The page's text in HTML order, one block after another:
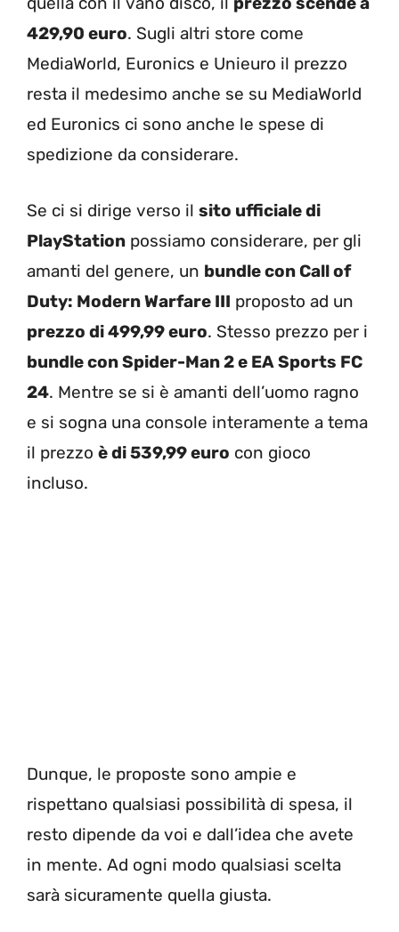
429,90 euro. Sugli altri store come
MediaWorld, Euronics e Unieuro il prezzo
resta il medesimo anche se su MediaWorld
ed Euronics ci sono anche le spese di
spedizione da considerare.
Se ci si dirige verso il sito ufficiale di
PlayStation possiamo considerare, per gli
amanti del genere, un bundle con Call of
Duty: Modern Warfare III proposto ad un
prezzo di 499,99 euro. Stesso prezzo per i
bundle con Spider-Man 2 e EA Sports FC
24. Mentre se si è amanti dell’uomo ragno
e si sogna una console interamente a tema
il prezzo è di 539,99 euro con gioco
incluso.
Dunque, le proposte sono ampie e
rispettano qualsiasi possibilità di spesa, il
resto dipende da voi e dall’idea che avete
in mente. Ad ogni modo qualsiasi scelta
sarà sicuramente quella giusta.